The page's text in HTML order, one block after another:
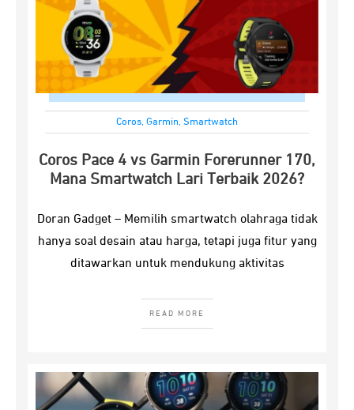
Coros, Garmin, Smartwatch
Coros Pace 4 vs Garmin Forerunner 170,
Mana Smartwatch Lari Terbaik 2026?
Doran Gadget – Memilih smartwatch olahraga tidak
hanya soal desain atau harga, tetapi juga fitur yang
ditawarkan untuk mendukung aktivitas
READ MORE